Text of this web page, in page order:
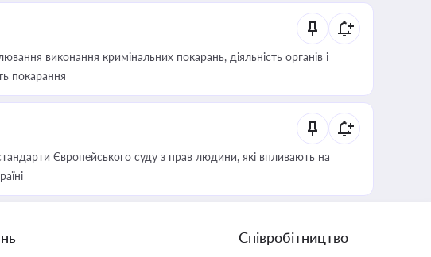
виконання кримінальних покарань, діяльність органів і
покарання
Європейського суду з прав людини, які впливають на
Співробітництво